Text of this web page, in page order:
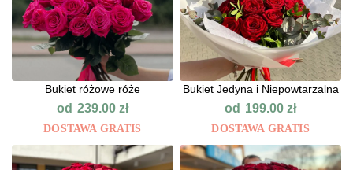
Bukiet różowe róże
od 239.00 zł
DOSTAWA GRATIS
Bukiet Jedyna i Niepowtarzalna
od 199.00zł
DOSTAWA GRATIS